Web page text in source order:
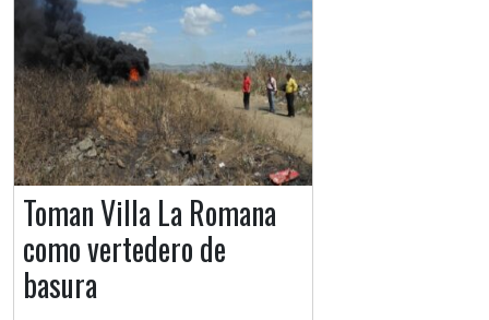
Toman Villa La Romana
como vertedero de
basura